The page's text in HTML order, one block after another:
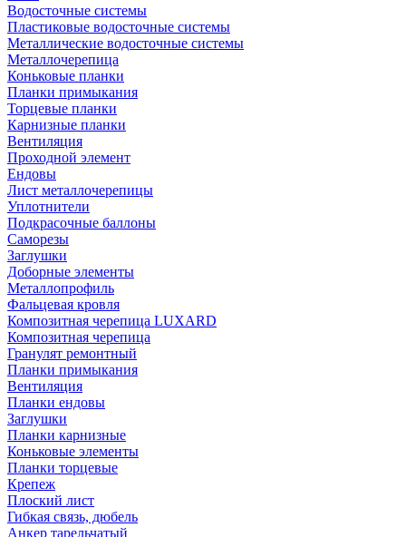
Водосточные системы
Пластиковые водосточные системы
Металлические водосточные системы
Металлочерепица
Коньковые планки
Планки примыкания
Торцевые планки
Карнизные планки
Вентиляция
Проходной элемент
Ендовы
Лист металлочерепицы
Уплотнители
Подкрасочные баллоны
Саморезы
Заглушки
Доборные элементы
Металлопрофиль
Фальцевая кровля
Композитная черепица LUXARD
Композитная черепица
Гранулят ремонтный
Планки примыкания
Вентиляция
Планки ендовы
Заглушки
Планки карнизные
Коньковые элементы
Планки торцевые
Крепеж
Плоский лист
Гибкая связь, дюбель
Анкер тарельчатый